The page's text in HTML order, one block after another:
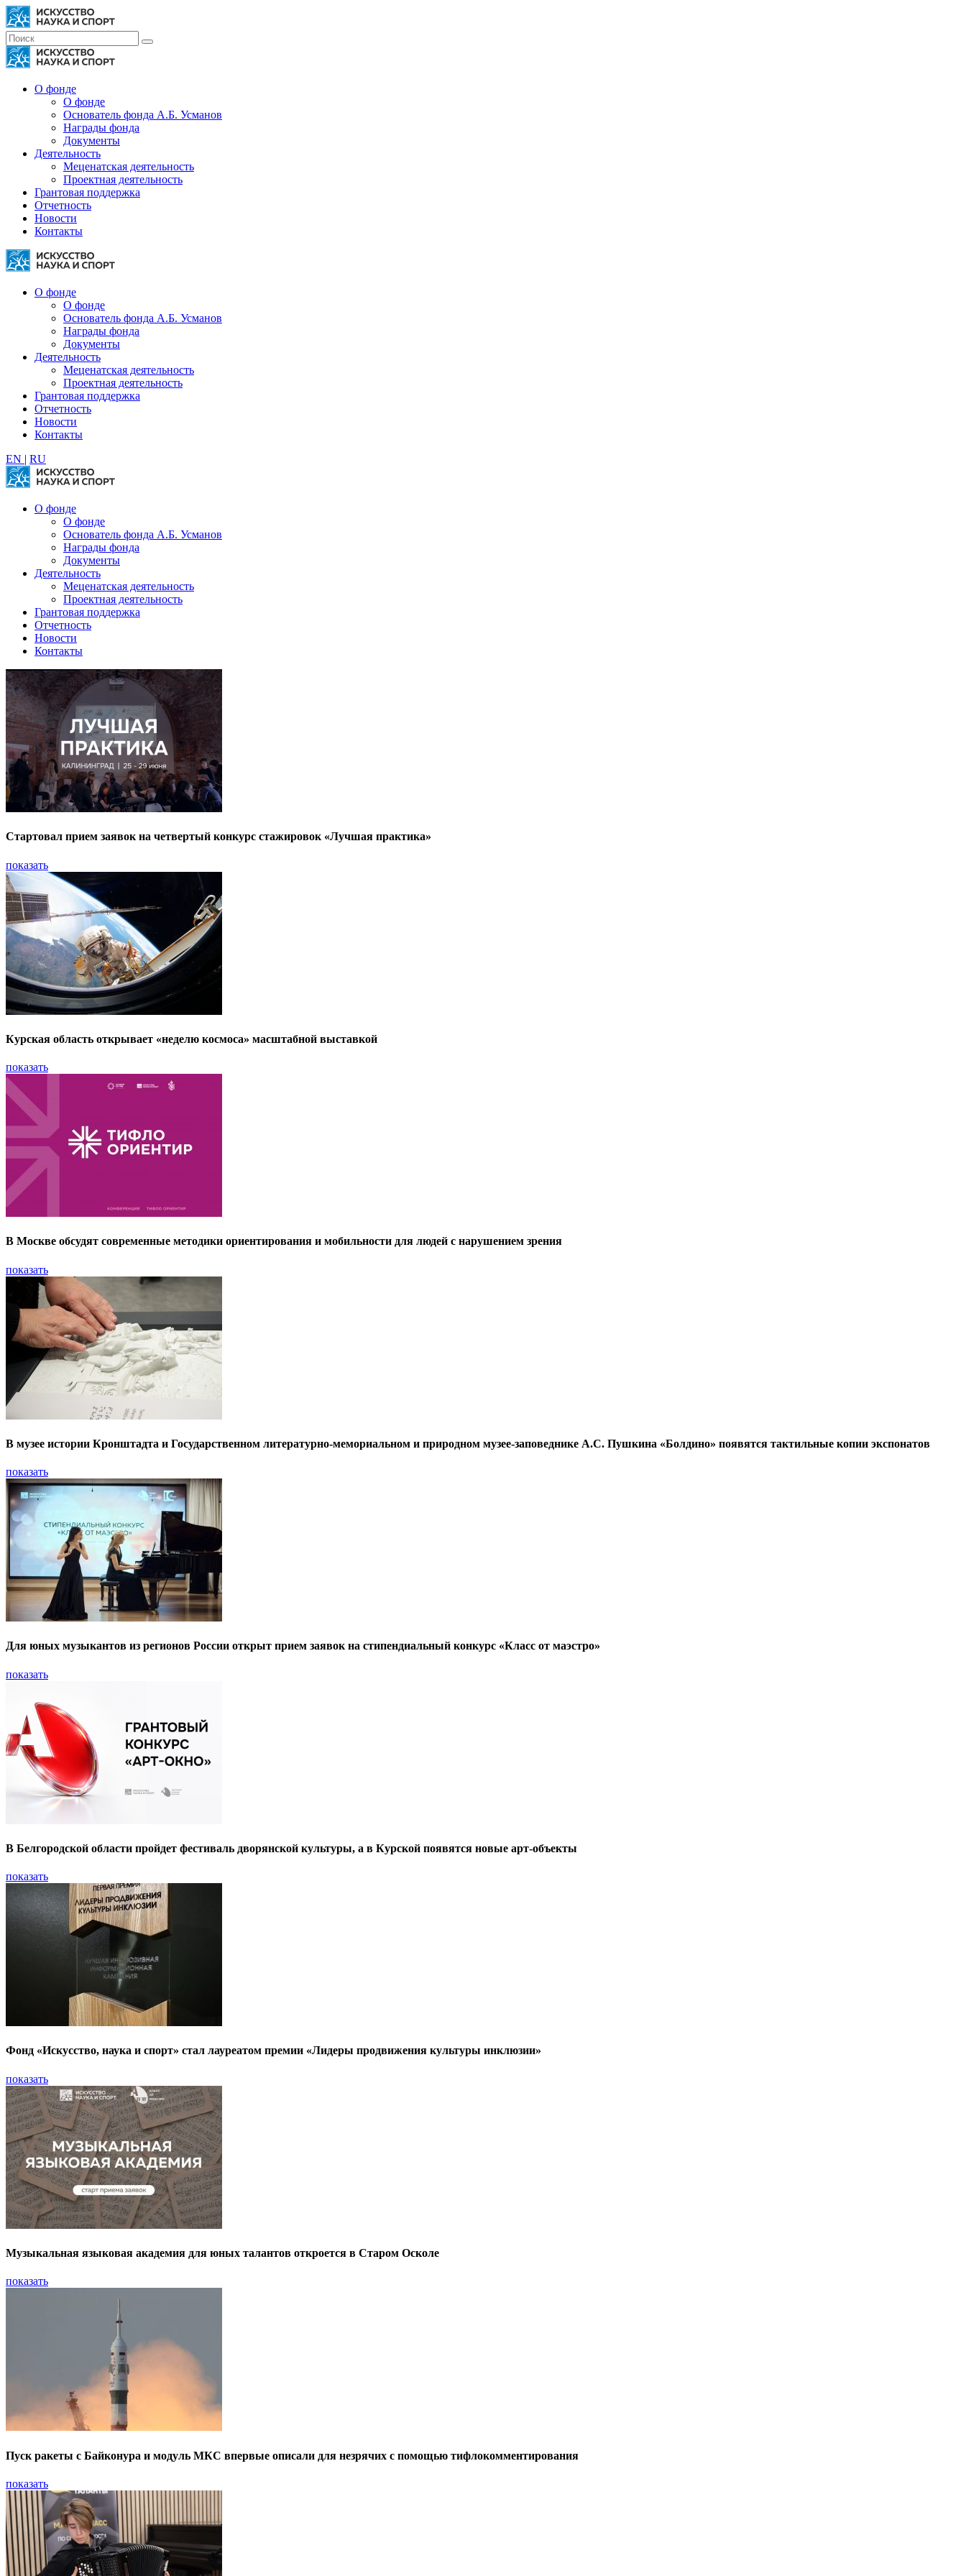
О фонде
О фонде
Основатель фонда А.Б. Усманов
Награды фонда
Документы
Деятельность
Меценатская деятельность
Проектная деятельность
Грантовая поддержка
Отчетность
Новости
Контакты
О фонде
О фонде
Основатель фонда А.Б. Усманов
Награды фонда
Документы
Деятельность
Меценатская деятельность
Проектная деятельность
Грантовая поддержка
Отчетность
Новости
Контакты
EN | RU
О фонде
О фонде
Основатель фонда А.Б. Усманов
Награды фонда
Документы
Деятельность
Меценатская деятельность
Проектная деятельность
Грантовая поддержка
Отчетность
Новости
Контакты
Стартовал прием заявок на четвертый конкурс стажировок «Лучшая практика»
показать
Курская область открывает «неделю космоса» масштабной выставкой
показать
В Москве обсудят современные методики ориентирования и мобильности для людей с нарушением зрения
показать
В музее истории Кронштадта и Государственном литературно-мемориальном и природном музее-заповеднике А.С. Пушкина «Болдино» появятся тактильные копии экспонатов
показать
Для юных музыкантов из регионов России открыт прием заявок на стипендиальный конкурс «Класс от маэстро»
показать
В Белгородской области пройдет фестиваль дворянской культуры, а в Курской появятся новые арт-объекты
показать
Фонд «Искусство, наука и спорт» стал лауреатом премии «Лидеры продвижения культуры инклюзии»
показать
Музыкальная языковая академия для юных талантов откроется в Старом Осколе
показать
Пуск ракеты с Байконура и модуль МКС впервые описали для незрячих с помощью тифлокомментирования
показать